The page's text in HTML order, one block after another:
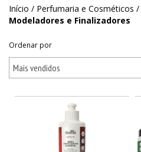
Início / Perfumaria e Cosméticos /
Modeladores e Finalizadores
Ordenar por